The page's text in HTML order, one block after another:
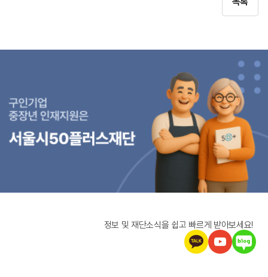
정보 및 재단소식을 쉽고 빠르게 받아보세요!